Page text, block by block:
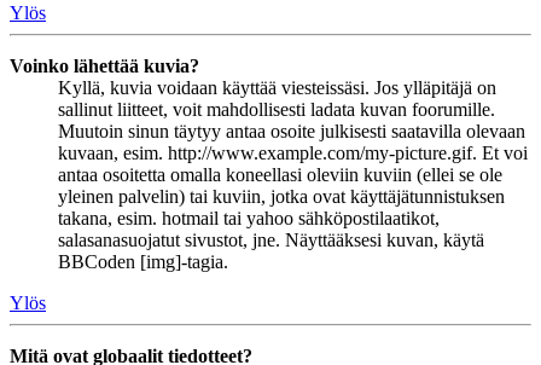
Ylös
Voinko lähettää kuvia?
Kyllä, kuvia voidaan käyttää viesteissäsi. Jos ylläpitäjä on
sallinut liitteet, voit mahdollisesti ladata kuvan foorumille.
Muutoin sinun täytyy antaa osoite julkisesti saatavilla olevaan
kuvaan, esim. http://www.example.com/my-picture.gif. Et voi
antaa osoitetta omalla koneellasi oleviin kuviin (ellei se ole
yleinen palvelin) tai kuviin, jotka ovat käyttäjätunnistuksen
takana, esim. hotmail tai yahoo sähköpostilaatikot,
salasanasuojatut sivustot, jne. Näyttääksesi kuvan, käytä
BBCoden [img]-tagia.
Ylös
Mitä ovat globaalit tiedotteet?